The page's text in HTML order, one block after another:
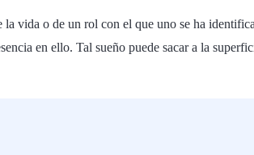
vida o de un rol con el que uno se ha
en ello. Tal sueño puede sacar a la